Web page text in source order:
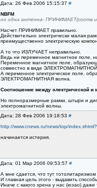
Дата: 26 Фев 2006 15:15:37 #
NBFM
но одна антенна- ПРИНИМАЕТ(соотв и
Насчет ПРИНИМАЕТ правильно.
Действительно электрически малая
преимущественно электрическую
А то что ИЗЛУЧАЕТ неправильно.
Ведь ни переменное магнитное поле,
Переменное магнитное поле,
совместно в виде ЭЛЕКТРОМАГНИТНОЙ
А переменное электрическое поле,
ЭЛЕКТРОМАГНИТНАЯ волна.
Соотношение между электрической и
Но полноразмерные рамки, штыри и
электромагнитной волны.
Дата: 28 Фев 2006 19:18:53 #
http://www.cnews.ru/news/top/
начинается истерия.
Дата: 01 Мар 2006 09:53:57 #
А мне сдается, что тут тотолитаризмом
И главная цель этого - выдавить
Иначе с какого хрена у нас (юзао) даже